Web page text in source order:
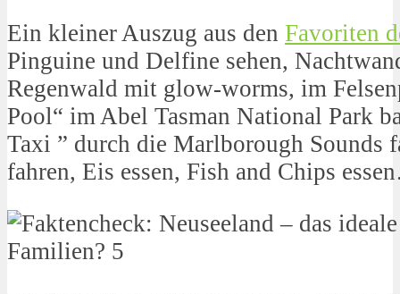
Ein kleiner Auszug aus den Favoriten
Pinguine und Delfine sehen,
Regenwald mit glow-worms, im
Pool“ im Abel Tasman National Park
Taxi ” durch die Marlborough Sounds
fahren, Eis essen, Fish and Chips